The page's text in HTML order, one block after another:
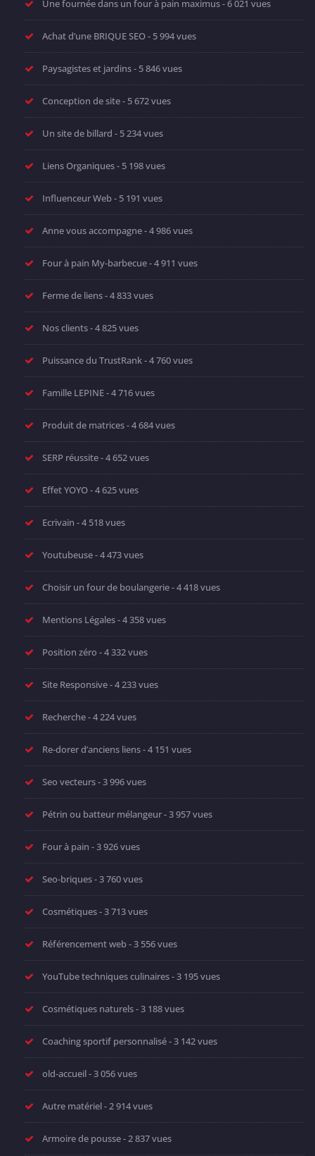
Une fournée dans un four à pain maximus- 6 021 vues
Achat d’une BRIQUE SEO- 5 994 vues
Paysagistes et jardins- 5 846 vues
Conception de site- 5 672 vues
Un site de billard - 5 234 vues
Liens Organiques- 5 198 vues
Influenceur Web- 5 191 vues
Anne vous accompagne- 4 986 vues
Four à pain My-barbecue- 4 911 vues
Ferme de liens- 4 833 vues
Nos clients- 4 825 vues
Puissance du TrustRank- 4 760 vues
Famille LEPINE- 4 716 vues
Produit de matrices- 4 684 vues
SERP réussite- 4 652 vues
Effet YOYO- 4 625 vues
Ecrivain - 4 518 vues
Youtubeuse- 4 473 vues
Choisir un four de boulangerie- 4 418 vues
Mentions Légales- 4 358 vues
Position zéro - 4 332 vues
Site Responsive- 4 233 vues
Recherche- 4 224 vues
Re-dorer d’anciens liens- 4 151 vues
Seo vecteurs- 3 996 vues
Pétrin ou batteur mélangeur- 3 957 vues
Four à pain - 3 926 vues
Seo-briques- 3 760 vues
Cosmétiques- 3 713 vues
Référencement web- 3 556 vues
YouTube techniques culinaires- 3 195 vues
Cosmétiques naturels- 3 188 vues
Coaching sportif personnalisé- 3 142 vues
old-accueil- 3 056 vues
Autre matériel- 2 914 vues
Armoire de pousse- 2 837 vues